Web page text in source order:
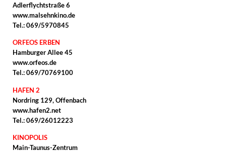
Adlerflychtstraße 6
www.malsehnkino.de
Tel.: 069/5970845
ORFEOS ERBEN
Hamburger Allee 45
www.orfeos.de
Tel.: 069/70769100
HAFEN 2
Nordring 129, Offenbach
www.hafen2.net
Tel.: 069/26012223
KINOPOLIS
Main-Taunus-Zentrum